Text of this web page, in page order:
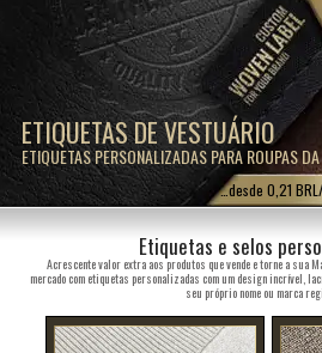
ETIQUETAS DE VESTUÁRIO
ETIQUETAS PERSONALIZADAS PARA ROUPAS
…desde 0,21
Etiquetas e selos
Acrescente valor extra aos produtos que vende e torne a sua
mercado com etiquetas personalizadas com um design incrível,
seu próprio nome ou marca